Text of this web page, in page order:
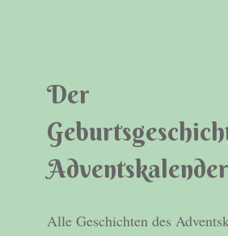
Der
Alle Geschichten des